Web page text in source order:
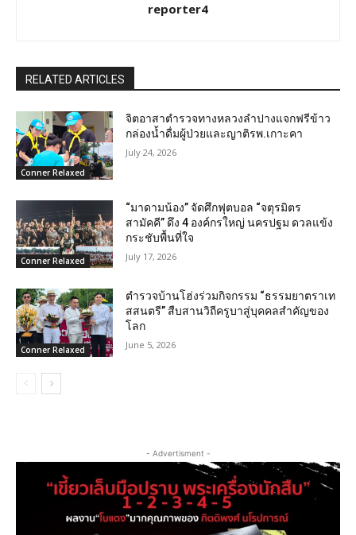
reporter4
RELATED ARTICLES
Conner Relaxed
จิตอาสาตำรวจทางหลวงลำปางแจกฟรีข้าว
กล่องน้ำดื่มผู้ป่วยและญาติรพ.เกาะคา
July 24, 2026
Conner Relaxed
“มาดามน้อง” จัดศึกฟุตบอล “จตุรมิตร
สามัคคี” ดึง 4 องค์กรใหญ่ นครปฐม ดวลแข้ง
กระชับพื้นที่ใจ
July 17, 2026
Conner Relaxed
ตำรวจบ้านโฮ่งร่วมกิจกรรม “ธรรมยาตราเท
สสนตรี” สืบสานวิถีครูบาสู่บุคคลสำคัญของ
โลก
June 5, 2026
- Advertisment -